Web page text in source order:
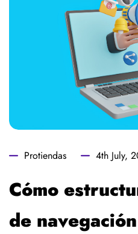
Protiendas 4th July,
Cómo
de